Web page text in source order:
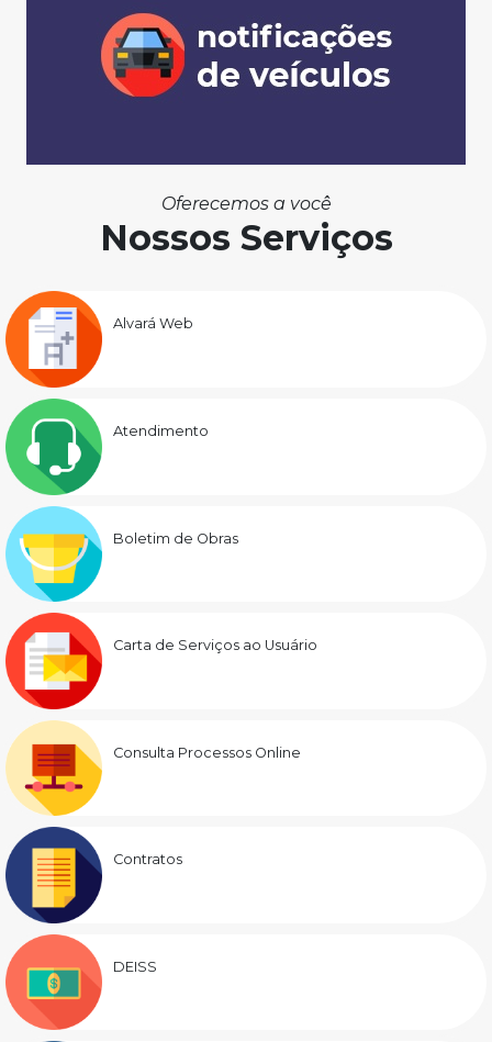
Oferecemos a você
Nossos Serviços
Alvará Web
Atendimento
Boletim de Obras
Carta de Serviços ao Usuário
Consulta Processos Online
Contratos
DEISS